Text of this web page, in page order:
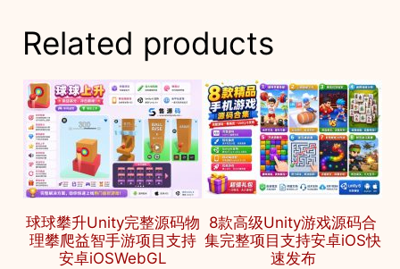
Related products
球球攀升Unity完整源码物
理攀爬益智手游项目支持
安卓iOSWebGL
8款高级Unity游戏源码合
集完整项目支持安卓iOS快
速发布